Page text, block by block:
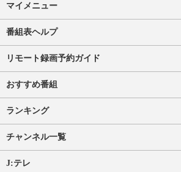
マイメニュー
番組表ヘルプ
リモート録画予約ガイド
おすすめ番組
ランキング
チャンネル一覧
J:テレ